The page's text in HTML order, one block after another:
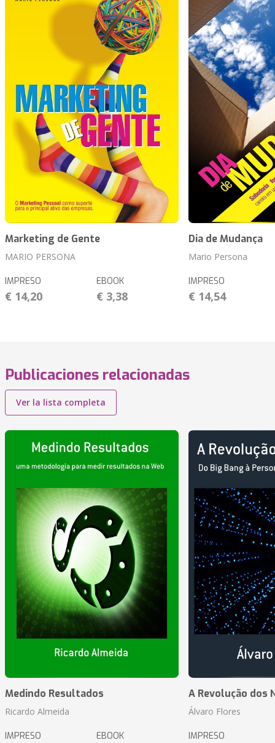
Marketing de Gente
MARIO PERSONA
IMPRESO
€ 14,20
EBOOK
€ 3,38
Dia de Mudança
Mario Persona
IMPRESO
€ 14,54
Publicaciones relacionadas
Ver la lista completa
Medindo Resultados
Ricardo Almeida
IMPRESO EBOOK
A Revolução dos
Álvaro Flores
IMPRESO